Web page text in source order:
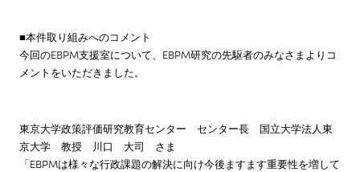
■本件取り組みへのコメント
今回のEBPM支援室について、EBPM研究の先駆者のみなさまよりコ
メントをいただきました。
東京大学政策評価研究教育センター センター長 国立大学法人東
京大学 教授 川口 大司 さま
「EBPMは様々な行政課題の解決に向け今後ますます重要性を増して